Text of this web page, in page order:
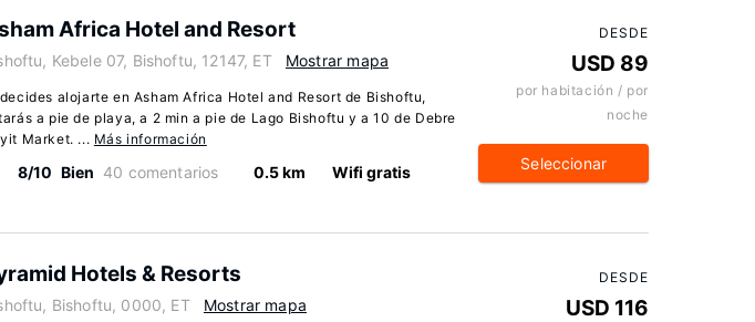
Africa Hotel and Resort
Kebele 07, Bishoftu, 12147, ET Mostrar mapa
alojarte en Asham Africa Hotel and Resort de Bishoftu,
a pie de playa, a 2 min a pie de Lago Bishoftu y a 10 de Debre
Market. ... Más información
8/10 Bien 40 comentarios 0.5 km Wifi gratis
DESDE
USD 89
por habitación / por
noche
Seleccionar
Hotels & Resorts
Bishoftu, 0000, ET Mostrar mapa
DESDE
USD 116